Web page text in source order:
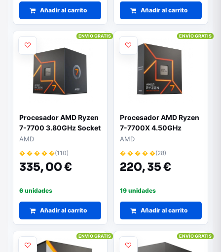
Añadir al carrito Añadir al carrito
Procesador AMD Ryzen
7-7700 3.80GHz Socket
AM5
AMD
� � � � �(110)
335,00 €
6 unidades
Añadir al carrito
ENVÍO GRATIS
Procesador AMD Ryzen
7-7700X 4.50GHz
AMD
� � � � �(28)
220,35 €
19 unidades
Añadir al carrito
ENVÍO GRATIS
ENVÍO GRATIS ENVÍO GRATIS